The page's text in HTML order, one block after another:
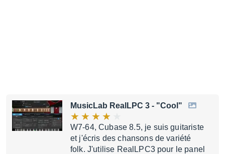
MusicLab RealLPC 3 - "Cool"
W7-64, Cubase 8.5, je suis guitariste
et j'écris des chansons de variété
folk. J'utilise RealLPC3 pour le panel